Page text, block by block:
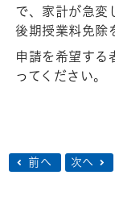
で、家計が急変
後期授業料免除
申請を希望する
ってください。
前へ 次へ